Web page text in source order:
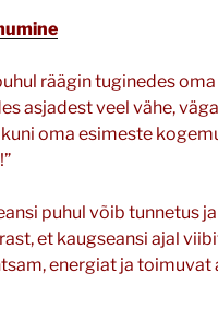
räägin tuginedes
asjadest veel vähe,
oma esimeste
puhul võib tunnetus
et kaugseansi ajal
energiat ja toimuvat